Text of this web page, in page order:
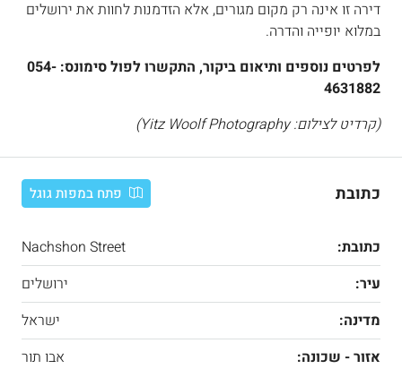
דירה זו אינה רק מקום מגורים, אלא הזדמנות לחוות את ירושלים
במלוא יופייה והדרה.
לפרטים נוספים ותיאום ביקור, התקשרו לפול סימונס: 054-
4631882
(קרדיט לצילום: Yitz Woolf Photography)
כתובת פתח במפות גוגל
כתובת:
Nachshon Street
עיר:
ירושלים
מדינה:
ישראל
אזור - שכונה:
אבו תור